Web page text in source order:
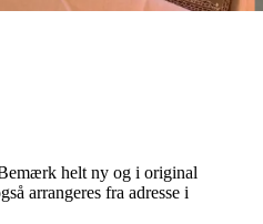
helt ny og i original
arrangeres fra adresse i